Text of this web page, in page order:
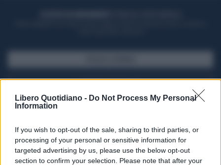
Libero Quotidiano - Do Not Process My Personal
Information
If you wish to opt-out of the sale, sharing to third parties, or
processing of your personal or sensitive information for
targeted advertising by us, please use the below opt-out
section to confirm your selection. Please note that after your